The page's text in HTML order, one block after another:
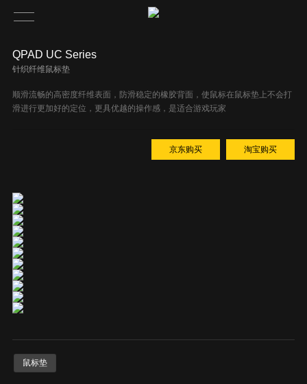
QPAD UC Se­ries
针织纤维鼠标垫
顺滑流畅的高密度纤维表面，防滑稳定的橡胶背面，使鼠标在鼠标垫上不会打
滑进行更加好的定位，更具优越的操作感，是适合游戏玩家
京东购买 淘宝购买
鼠标垫